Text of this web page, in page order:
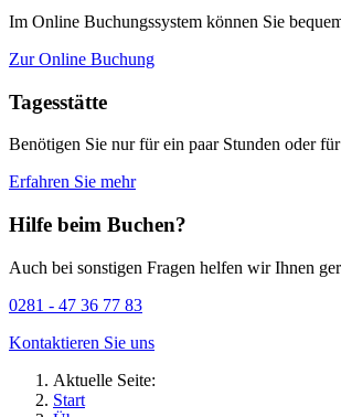
Im Online Buchungssystem können Sie
Zur Online Buchung
Tagesstätte
Benötigen Sie nur für ein paar Stunden oder
Erfahren Sie mehr
Hilfe beim Buchen?
Auch bei sonstigen Fragen helfen wir Ihnen
0281 - 47 36 77 83
Kontaktieren Sie uns
Aktuelle Seite:
Start